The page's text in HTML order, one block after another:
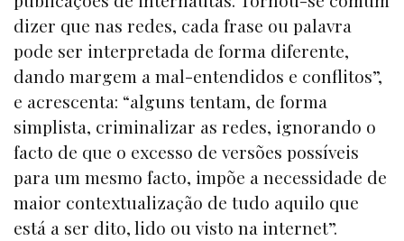
dizer que nas redes, cada frase ou palavra
pode ser interpretada de forma diferente,
dando margem a mal-entendidos e conflitos”,
e acrescenta: “alguns tentam, de forma
simplista, criminalizar as redes, ignorando o
facto de que o excesso de versões possíveis
para um mesmo facto, impõe a necessidade de
maior contextualização de tudo aquilo que
está a ser dito, lido ou visto na internet”.